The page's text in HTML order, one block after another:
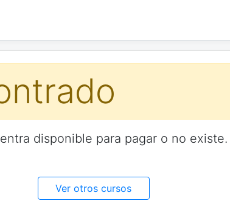
disponible para pagar o no existe.
Ver otros cursos